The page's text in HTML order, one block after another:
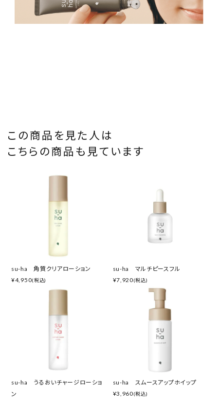
この商品を見た人は
こちらの商品も見ています
su-ha 角質クリアローション
¥4,950(税込)
su-ha マルチピースフル
¥7,920(税込)
su-ha うるおいチャージローショ
ン
su-ha スムースアップホイップ
¥3,960(税込)